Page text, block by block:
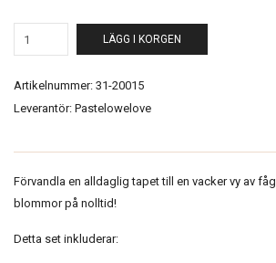
LÄGG I KORGEN
Artikelnummer: 31-20015
Leverantör: Pastelowelove
Förvandla en alldaglig tapet till en vacker vy av
blommor på nolltid!
Detta set inkluderar: